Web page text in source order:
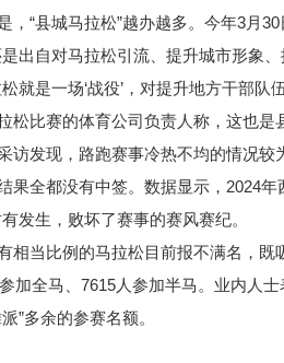
“县城马拉松”越办越多。今年3月30
出自对马拉松引流、提升城市形象、
是一场‘战役’，对提升地方干部队
松比赛的体育公司负责人称，这也是
发现，路跑赛事冷热不均的情况较
果全都没有中签。数据显示，2024年
发生，败坏了赛事的赛风赛纪。
当比例的马拉松目前报不满名，既
加全马、7615人参加半马。业内人
”多余的参赛名额。